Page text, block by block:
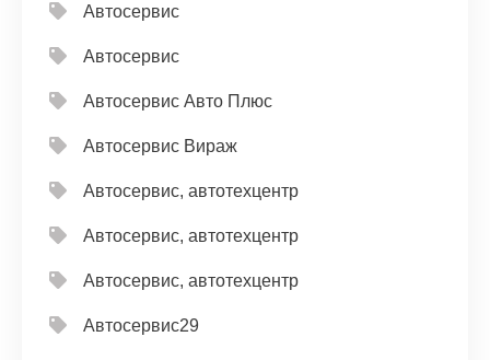
Автосервис
Автосервис
Автосервис Авто Плюс
Автосервис Вираж
Автосервис, автотехцентр
Автосервис, автотехцентр
Автосервис, автотехцентр
Автосервис29